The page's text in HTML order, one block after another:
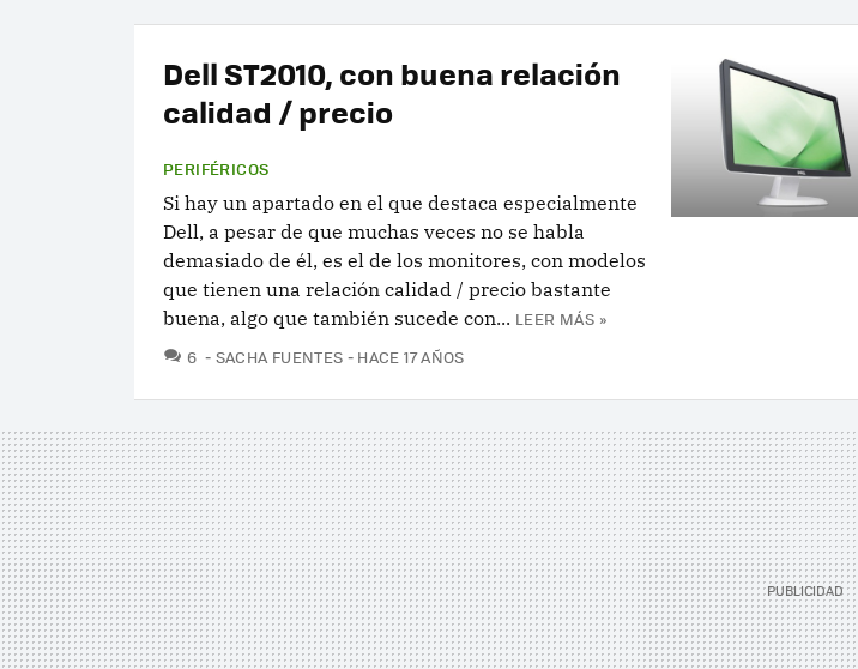
Dell ST2010, con buena relación
calidad / precio
PERIFÉRICOS
Si hay un apartado en el que destaca especialmente
Dell, a pesar de que muchas veces no se habla
demasiado de él, es el de los monitores, con modelos
que tienen una relación calidad / precio bastante
buena, algo que también sucede con... LEER MÁS »
6 COMENTARIOS
SACHA FUENTES HACE 17 AÑOS